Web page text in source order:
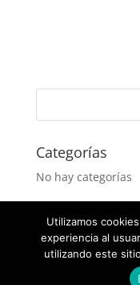
Categorías
No hay categorías
Utilizamos
experiencia al
utilizando este